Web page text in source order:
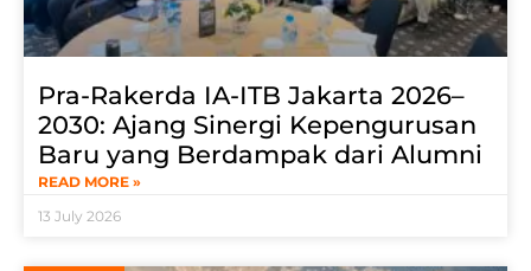
Pra-Rakerda IA-ITB Jakarta 2026–
2030: Ajang Sinergi Kepengurusan
Baru yang Berdampak dari Alumni
READ MORE »
13 July 2026